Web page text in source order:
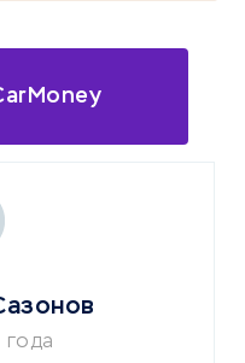
года